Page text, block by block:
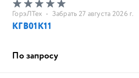
ГорэЛТех • Забрать 27 августа 2026 г.
КГВ01К11
По запросу